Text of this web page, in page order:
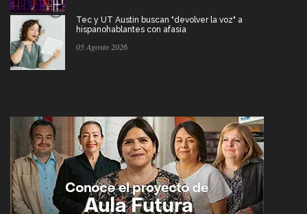
Tec y UT Austin buscan "devolver la voz" a
hispanohablantes con afasia
05 Agosto 2026